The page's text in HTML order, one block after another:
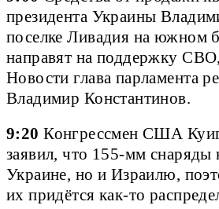
президента Украины
поселке Ливадия на южном
направят на поддержку
Новости глава парламента
Владимир Константинов.
9:20 Конгрессмен США
заявил, что 155-мм снаряды
Украине, но и Израилю,
их придётся как-то